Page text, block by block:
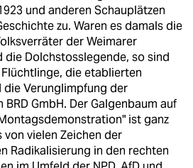
und anderen Schauplätzen
zu. Waren es damals die
der Weimarer
die Dolchstosslegende, so sind
die etablierten
die Verunglimpfung der
GmbH. Der Galgenbaum auf
ist ganz
von vielen Zeichen der
Radikalisierung in den rechten